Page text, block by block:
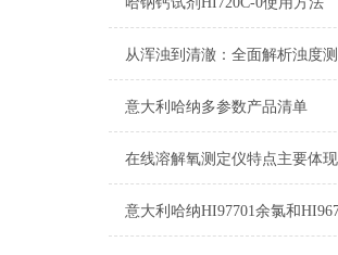
意大利哈纳多参数产品清单